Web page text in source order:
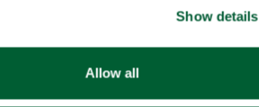
Show details
Allow all
Marrone Accessori da cucina
Arancione Accessori da cucina